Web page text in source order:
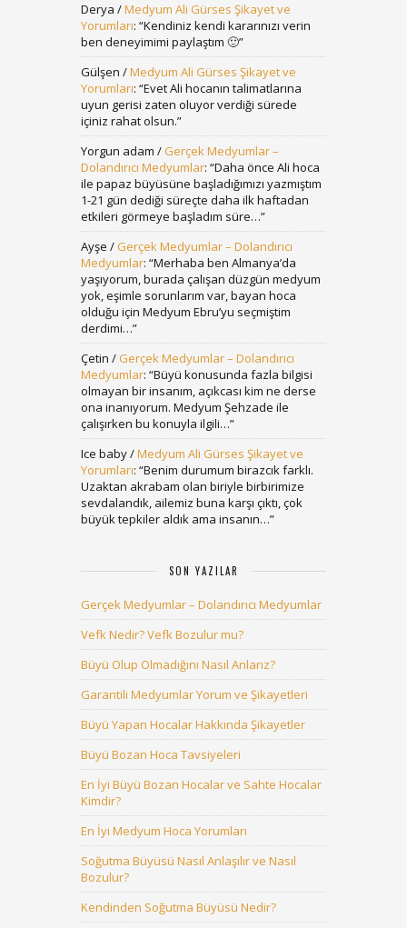
Derya /Medyum Ali Gürses Şikayet ve
Yorumları: “Kendiniz kendi kararınızı verin
ben deneyimimi paylaştım 🙂”
Gülşen /Medyum Ali Gürses Şikayet ve
Yorumları: “Evet Ali hocanın talimatlarına
uyun gerisi zaten oluyor verdiği sürede
içiniz rahat olsun.”
Yorgun adam / Gerçek Medyumlar –
Dolandırıcı Medyumlar: “Daha önce Ali hoca
ile papaz büyüsüne başladığımızı yazmıştım
1-21 gün dediği süreçte daha ilk haftadan
etkileri görmeye başladım süre…”
Ayşe / Gerçek Medyumlar – Dolandırıcı
Medyumlar: “Merhaba ben Almanya’da
yaşıyorum, burada çalışan düzgün medyum
yok, eşimle sorunlarım var, bayan hoca
olduğu için Medyum Ebru’yu seçmiştim
derdimi…”
Çetin / Gerçek Medyumlar – Dolandırıcı
Medyumlar: “Büyü konusunda fazla bilgisi
olmayan bir insanım, açıkcası kim ne derse
ona inanıyorum. Medyum Şehzade ile
çalışırken bu konuyla ilgili…”
Ice baby/Medyum Ali Gürses Şikayet ve
Yorumları: “Benim durumum birazcık farklı.
Uzaktan akrabam olan biriyle birbirimize
sevdalandık, ailemiz buna karşı çıktı, çok
büyük tepkiler aldık ama insanın…”
SON YAZILAR
Gerçek Medyumlar – Dolandırıcı Medyumlar
Vefk Nedir? Vefk Bozulur mu?
Büyü Olup Olmadığını Nasıl Anlarız?
Garantili Medyumlar Yorum ve Şikayetleri
Büyü Yapan Hocalar Hakkında Şikayetler
Büyü Bozan Hoca Tavsiyeleri
En İyi Büyü Bozan Hocalar ve Sahte Hocalar
Kimdir?
En İyi Medyum Hoca Yorumları
Soğutma Büyüsü Nasıl Anlaşılır ve Nasıl
Bozulur?
Kendinden Soğutma Büyüsü Nedir?